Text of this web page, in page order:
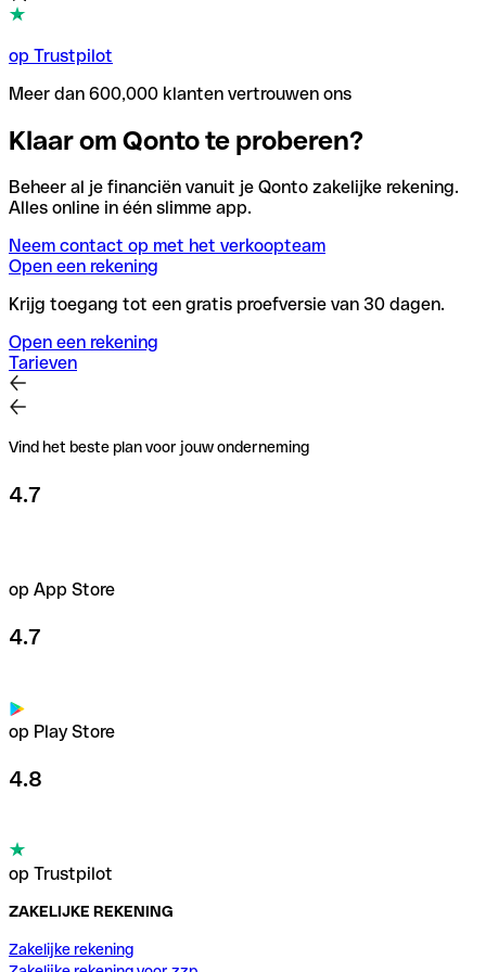
op Trustpilot
Meer dan 600,000 klanten vertrouwen ons
Klaar om Qonto te proberen?
Beheer al je financiën vanuit je Qonto zakelijke rekening.
Alles online in één slimme app.
Neem contact op met het verkoopteam
Open een rekening
Krijg toegang tot een gratis proefversie van 30 dagen.
Open een rekening
Tarieven
Vind het beste plan voor jouw onderneming
4.7
op App Store
4.7
op Play Store
4.8
op Trustpilot
ZAKELIJKE REKENING
Zakelijke rekening